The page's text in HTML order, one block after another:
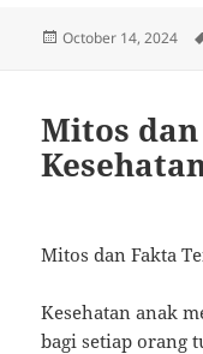
Posted
October 14, 2024
Mitos
Mitos dan Fakta
Kesehatan anak
bagi setiap orang